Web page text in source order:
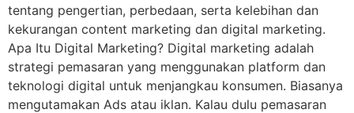
tentang pengertian, perbedaan, serta kelebihan dan
kekurangan content marketing dan digital marketing.
Apa Itu Digital Marketing? Digital marketing adalah
strategi pemasaran yang menggunakan platform dan
teknologi digital untuk menjangkau konsumen. Biasanya
mengutamakan Ads atau iklan. Kalau dulu pemasaran